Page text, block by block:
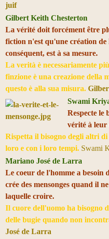
juif
Gilbert Keith Chesterton
La vérité doit forcément être
fiction n'est qu'une création
conséquent, est à sa mesure.
La verità è necessariamente
finzione è una creazione della
questo è alla sua misura.
Swami
Respecte le
vérité à leur
Rispetta il bisogno degli altri
loro e con i loro tempi. Swami
Mariano José de Larra
Le coeur de l'homme a besoin
crée des mensonges quand il
laquelle croire.
Il cuore dell'uomo ha bisogno
delle bugie quando non
José de Larra